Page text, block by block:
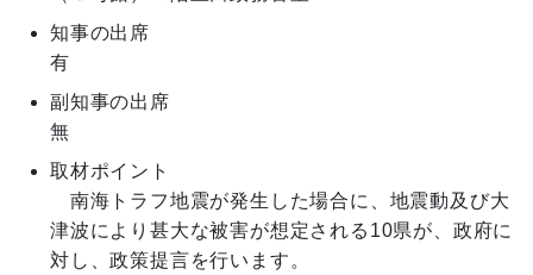
知事の出席
有
副知事の出席
無
取材ポイント
南海トラフ地震が発生した場合に、地震動及び大
津波により甚大な被害が想定される10県が、政府に
対し、政策提言を行います。